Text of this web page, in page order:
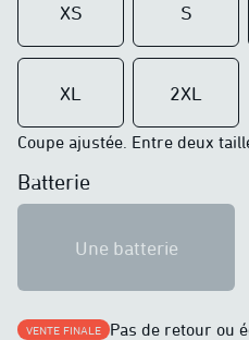
XS S
XL 2XL
Coupe ajustée. Entre deux
Batterie
Une batterie
VENTE FINALE Pas de retour ou